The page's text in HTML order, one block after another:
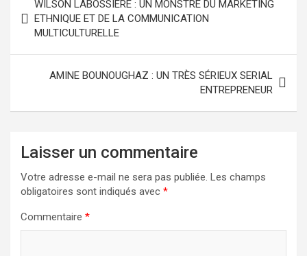
WILSON LABOSSIERE : UN MONSTRE DU MARKETING
ETHNIQUE ET DE LA COMMUNICATION
MULTICULTURELLE
AMINE BOUNOUGHAZ : UN TRÈS SÉRIEUX SERIAL
ENTREPRENEUR
Laisser un commentaire
Votre adresse e-mail ne sera pas publiée. Les champs
obligatoires sont indiqués avec *
Commentaire *